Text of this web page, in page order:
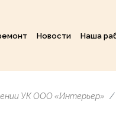
Новости Наша
УК ООО «Интерьер»